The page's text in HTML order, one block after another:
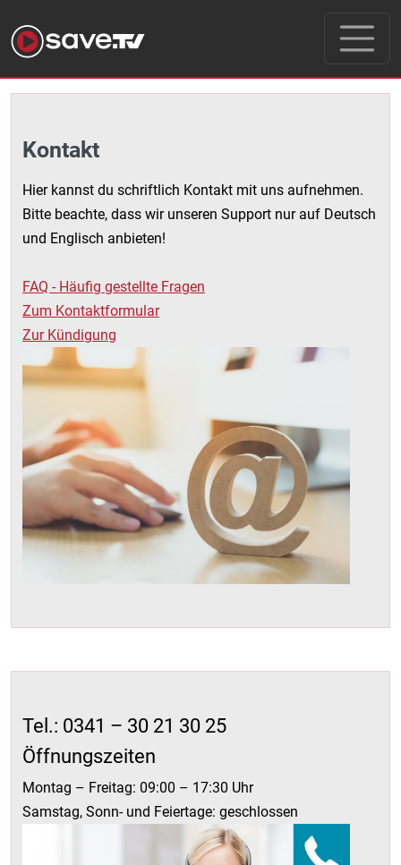
Kontakt
Hier kannst du schriftlich Kontakt mit uns aufnehmen.
Bitte beachte, dass wir unseren Support nur auf Deutsch
und Englisch anbieten!
FAQ - Häufig gestellte Fragen
Zum Kontaktformular
Zur Kündigung
Tel.: 0341 – 30 21 30 25
Öffnungszeiten
Montag – Freitag: 09:00 – 17:30 Uhr
Samstag, Sonn- und Feiertage: geschlossen